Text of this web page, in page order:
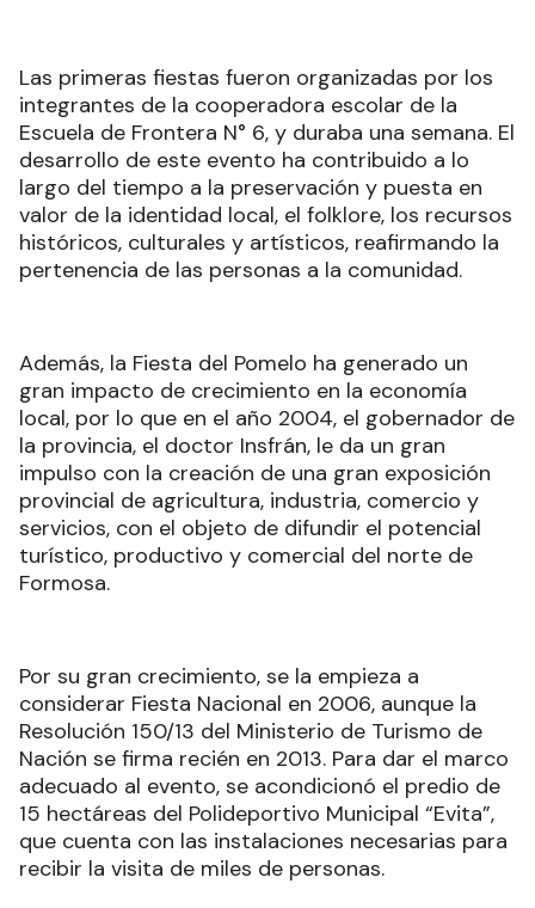
Las primeras fiestas fueron organizadas por los
integrantes de la cooperadora escolar de la
Escuela de Frontera N° 6, y duraba una semana. El
desarrollo de este evento ha contribuido a lo
largo del tiempo a la preservación y puesta en
valor de la identidad local, el folklore, los recursos
históricos, culturales y artísticos, reafirmando la
pertenencia de las personas a la comunidad.
Además, la Fiesta del Pomelo ha generado un
gran impacto de crecimiento en la economía
local, por lo que en el año 2004, el gobernador de
la provincia, el doctor Insfrán, le da un gran
impulso con la creación de una gran exposición
provincial de agricultura, industria, comercio y
servicios, con el objeto de difundir el potencial
turístico, productivo y comercial del norte de
Formosa.
Por su gran crecimiento, se la empieza a
considerar Fiesta Nacional en 2006, aunque la
Resolución 150/13 del Ministerio de Turismo de
Nación se firma recién en 2013. Para dar el marco
adecuado al evento, se acondicionó el predio de
15 hectáreas del Polideportivo Municipal “Evita”,
que cuenta con las instalaciones necesarias para
recibir la visita de miles de personas.